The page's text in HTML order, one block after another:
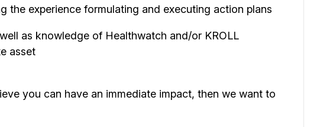
the experience formulating and executing action plans
as knowledge of Healthwatch and/or KROLL
asset
you can have an immediate impact, then we want to